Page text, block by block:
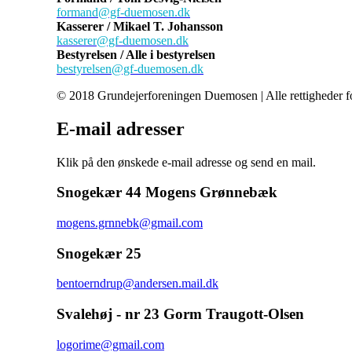
formand@gf-duemosen.dk
Kasserer / Mikael T. Johansson
kasserer@gf-duemosen.dk
Bestyrelsen / Alle i bestyrelsen
bestyrelsen@gf-duemosen.dk
© 2018 Grundejerforeningen Duemosen | Alle rettigheder
E-mail adresser
Klik på den ønskede e-mail adresse og send en mail.
Snogekær 44 Mogens Grønnebæk
mogens.grnnebk@gmail.com
Snogekær 25
bentoerndrup@andersen.mail.dk
Svalehøj - nr 23 Gorm Traugott-Olsen
logorime@gmail.com